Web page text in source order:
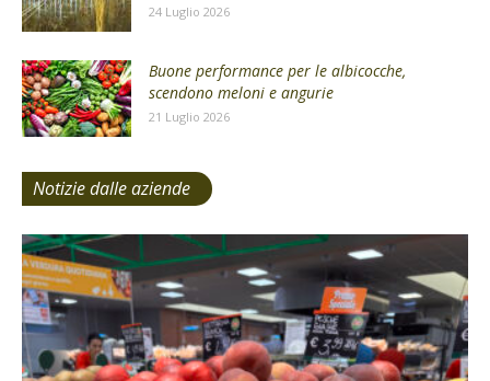
24 Luglio 2026
Buone performance per le albicocche,
scendono meloni e angurie
21 Luglio 2026
Notizie dalle aziende